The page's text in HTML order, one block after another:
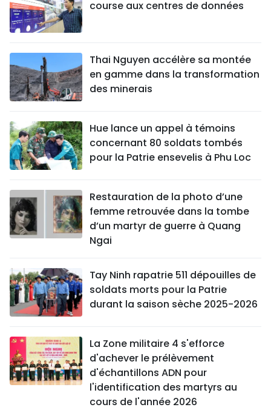
course aux centres de données
Thai Nguyen accélère sa montée
en gamme dans la transformation
des minerais
Hue lance un appel à témoins
concernant 80 soldats tombés
pour la Patrie ensevelis à Phu Loc
Restauration de la photo d’une
femme retrouvée dans la tombe
d’un martyr de guerre à Quang
Ngai
Tay Ninh rapatrie 511 dépouilles de
soldats morts pour la Patrie
durant la saison sèche 2025-2026
La Zone militaire 4 s'efforce
d'achever le prélèvement
d'échantillons ADN pour
l'identification des martyrs au
cours de l'année 2026